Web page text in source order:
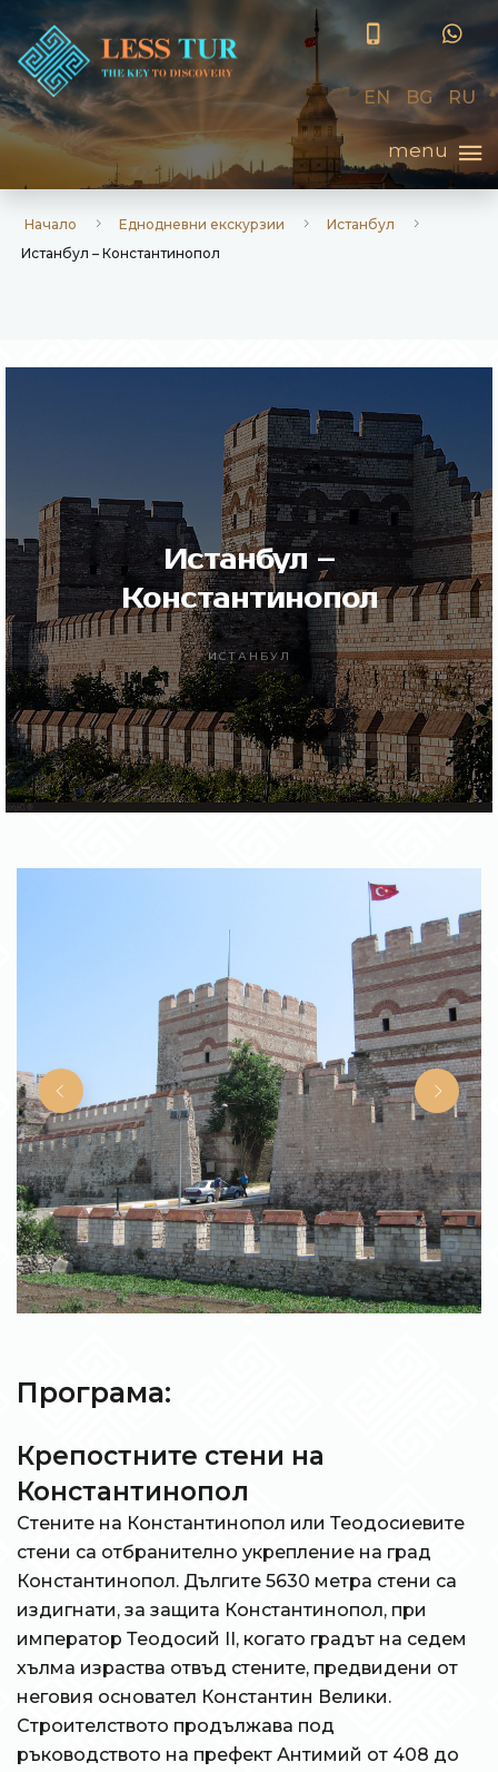
EN BG RU
Начало Еднодневни екскурзии
Истанбул
Истанбул – Константинопол
Истанбул –
Константинопол
ИСТАНБУЛ
Програма:
Крепостните стени на
Константинопол
Стените на Константинопол или Теодосиевите
стени са отбранително укрепление на град
Константинопол. Дългите 5630 метра стени са
издигнати, за защита Константинопол, при
император Теодосий II, когато градът на седем
хълма израства отвъд стените, предвидени от
неговия основател Константин Велики.
Строителството продължава под
ръководството на префект Антимий от 408 до